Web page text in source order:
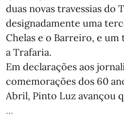
duas novas travessias do
designadamente uma
Chelas e o Barreiro, e um
a Trafaria.
Em declarações aos
comemorações dos 60
Abril, Pinto Luz avançou
...